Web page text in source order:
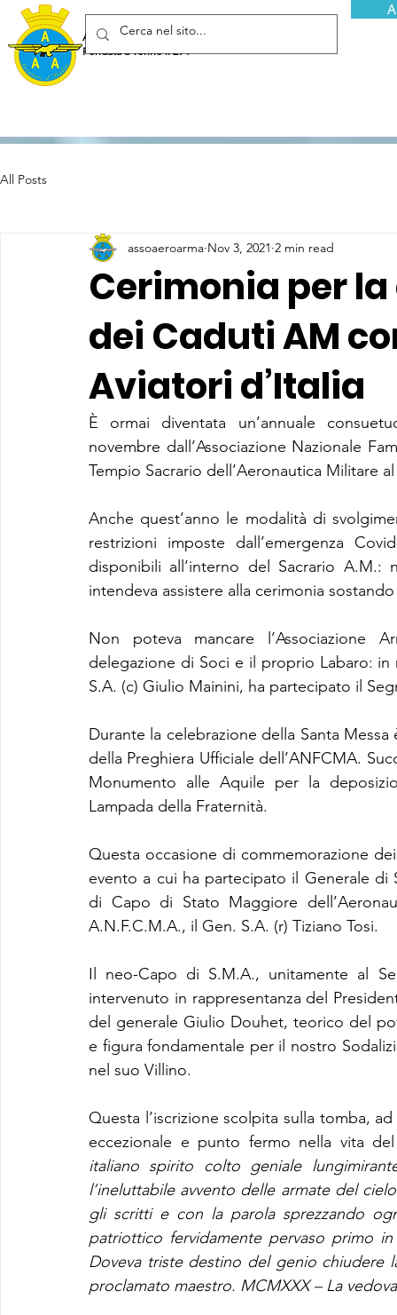
Associazione Arma Aeronautica - Aviatori d'Italia ETS
Fondata a Torino il 29 febbraio 1952
All Posts
Cerimonia per
dei Caduti AM
Aviatori d’Italia
assoaeroarma Nov 3, 2021 2 min read
È ormai diventata un’annuale
novembre dall’Associazione Nazionale
Tempio Sacrario dell’Aeronautica Militare
Anche quest’anno le modalità di
restrizioni imposte dall’emergenza
disponibili all’interno del Sacrario A.M.:
intendeva assistere alla cerimonia
Non poteva mancare l’Associazione
delegazione di Soci e il proprio Labaro:
S.A. (c) Giulio Mainini, ha partecipato il
Durante la celebrazione della Santa
della Preghiera Ufficiale dell’ANFCMA.
Monumento alle Aquile per la
Lampada della Fraternità.
Questa occasione di commemorazione
evento a cui ha partecipato il Generale
di Capo di Stato Maggiore
A.N.F.C.M.A., il Gen. S.A. (r) Tiziano Tosi.
Il neo-Capo di S.M.A., unitamente al
intervenuto in rappresentanza del
del generale Giulio Douhet, teorico del
e figura fondamentale per il nostro
nel suo Villino.
Questa l’iscrizione scolpita sulla tomba,
eccezionale e punto fermo nella vita
italiano spirito colto geniale
l’ineluttabile avvento delle armate del
gli scritti e con la parola sprezzando
patriottico fervidamente pervaso primo
Doveva triste destino del genio chiudere
proclamato maestro. MCMXXX – La